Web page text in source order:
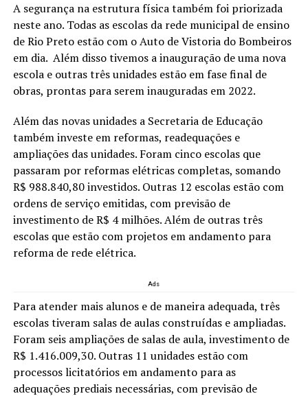
A segurança na estrutura física também foi priorizada
neste ano. Todas as escolas da rede municipal de ensino
de Rio Preto estão com o Auto de Vistoria do Bombeiros
em dia. Além disso tivemos a inauguração de uma nova
escola e outras três unidades estão em fase final de
obras, prontas para serem inauguradas em 2022.
Além das novas unidades a Secretaria de Educação
também investe em reformas, readequações e
ampliações das unidades. Foram cinco escolas que
passaram por reformas elétricas completas, somando
R$ 988.840,80 investidos. Outras 12 escolas estão com
ordens de serviço emitidas, com previsão de
investimento de R$ 4 milhões. Além de outras três
escolas que estão com projetos em andamento para
reforma de rede elétrica.
Ads
Para atender mais alunos e de maneira adequada, três
escolas tiveram salas de aulas construídas e ampliadas.
Foram seis ampliações de salas de aula, investimento de
R$ 1.416.009,30. Outras 11 unidades estão com
processos licitatórios em andamento para as
adequações prediais necessárias, com previsão de